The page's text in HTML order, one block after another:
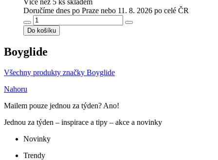
Více než 5 ks skladem
Doručíme dnes po Praze nebo 11. 8. 2026 po celé ČR
Do košíku
Boyglide
Všechny produkty značky Boyglide
Nahoru
Mailem pouze jednou za týden? Ano!
Jednou za týden – inspirace a tipy – akce a novinky
Novinky
Trendy